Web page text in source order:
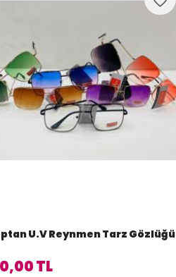
U.V Reynmen Tarz Gözlüğü
TL